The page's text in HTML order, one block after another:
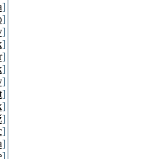
]
]
]
]
]
]
]
]
]
]
]
]
]